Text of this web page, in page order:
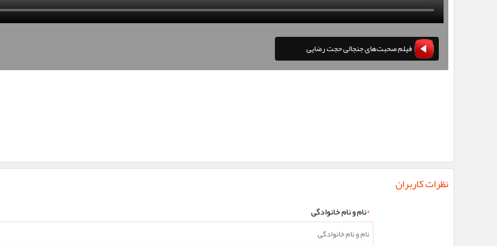
فیلم صحبت‌های جنجالی حجت رضایی
نظرات کاربران
*نام و نام خانوادگی